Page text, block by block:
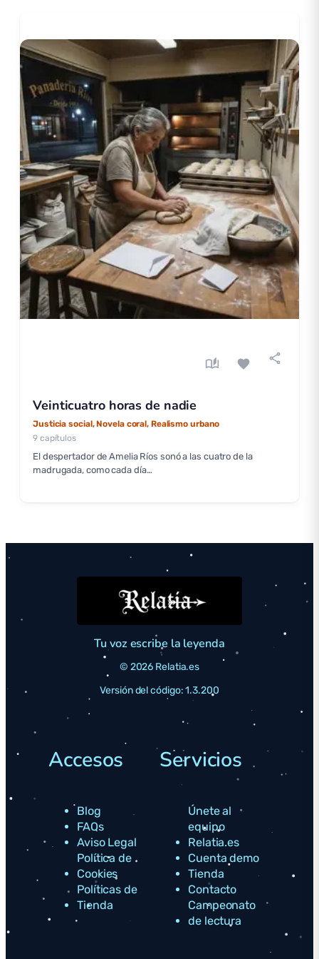
mismos eventos se experimentan diferentemente según
posición social, que comprender totalidad requiere
escuchar voces múltiples. Desarrolla empatía al obligar a
habitar mentes diversas y comprender que todos somos
protagonistas de nuestras historias, secundarios en
ajenas.
auto_stories favorite share
Veinticuatro horas de nadie
Justicia social, Novela coral, Realismo urbano
9 capítulos
El despertador de Amelia Ríos sonó a las cuatro de la
madrugada, como cada día…
Tu voz escribe la leyenda
© 2026 Relatia.es
Versión del código: 1.3.200
Accesos
Blog
FAQs
Aviso Legal
Política de
Cookies
Políticas de
Tienda
Servicios
Únete al
equipo
Relatia.es
Cuenta demo
Tienda
Contacto
Campeonato
de lectura